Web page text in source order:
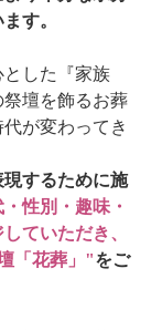
す。
した『家族
壇を飾るお葬
が変わってき
するために施
性別・趣味・
ていただき、
「花葬」"をご